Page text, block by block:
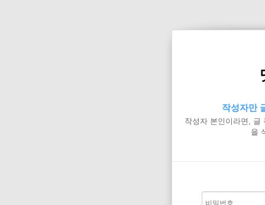
작성자만
작성자 본인이라면, 글
을